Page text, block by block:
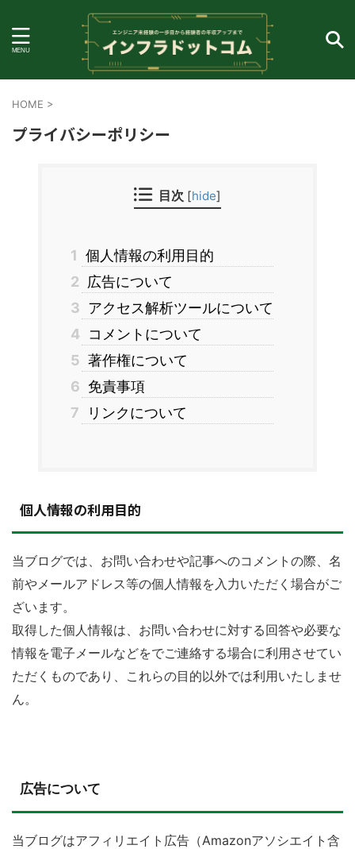
HOME >
プライバシーポリシー
目次 [hide]
1 個人情報の利用目的
2
広告について
3 アクセス解析ツールについて
4
コメントについて
5 著作権について
6 免責事項
7
リンクについて
個人情報の利用目的
当ブログでは、お問い合わせや記事へのコメントの際、名
前やメールアドレス等の個人情報を入力いただく場合がご
ざいます。
取得した個人情報は、お問い合わせに対する回答や必要な
情報を電子メールなどをでご連絡する場合に利用させてい
ただくものであり、これらの目的以外では利用いたしませ
ん。
広告について
当ブログはアフィリエイト広告（Amazonアソシエイト含